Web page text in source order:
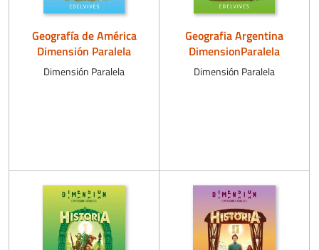
Geografía de América
Dimensión Paralela
Dimensión Paralela
Geografia Argentina
DimensionParalela
Dimensión Paralela